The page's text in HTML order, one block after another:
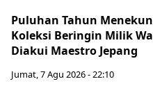
Puluhan Tahun
Koleksi Beringin Milik
Diakui Maestro Jepang
Jumat, 7 Agu 2026 - 22:10